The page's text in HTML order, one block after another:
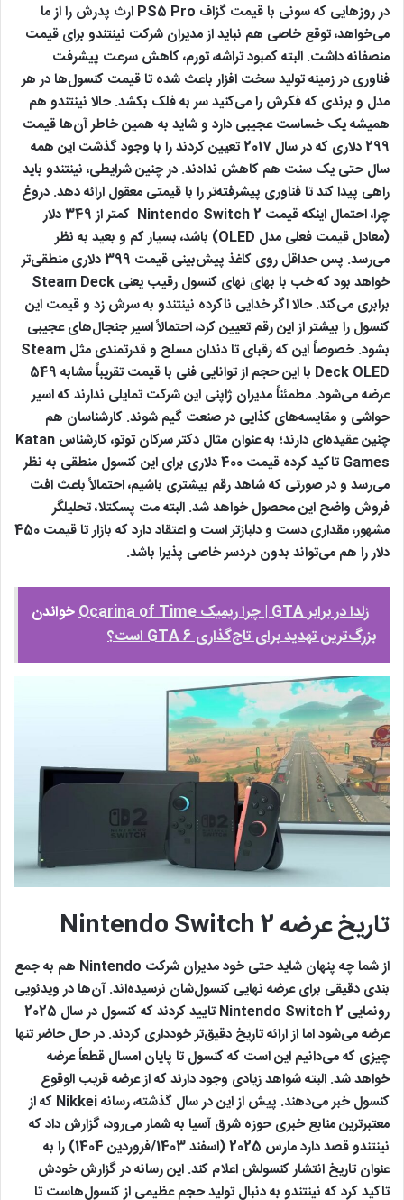
در روزهایی که سونی با قیمت گزاف PS5 Pro ارث پدرش را از ما
می‌خواهد، توقع خاصی هم نباید از مدیران شرکت نینتندو برای قیمت
منصفانه داشت. البته کمبود تراشه، تورم، کاهش سرعت پیشرفت
فناوری در زمینه تولید سخت افزار باعث شده تا قیمت کنسول‌ها در هر
مدل و برندی که فکرش را می‌کنید سر به فلک بکشد. حالا نینتندو هم
همیشه یک خساست عجیبی دارد و شاید به همین خاطر آن‌ها قیمت
299 دلاری که در سال 2017 تعیین کردند را با وجود گذشت این همه
سال حتی یک سنت هم کاهش ندادند. در چنین شرایطی، نینتندو باید
راهی پیدا کند تا فناوری پیشرفته‌تر را با قیمتی معقول ارائه دهد. دروغ
چرا، احتمال اینکه قیمت Nintendo Switch 2 کمتر از 349 دلار
(معادل قیمت فعلی مدل OLED) باشد، بسیار کم و بعید به نظر
می‌رسد. پس حداقل روی کاغذ پیش‌بینی قیمت 399 دلاری منطقی‌تر
خواهد بود که خب با بهای نهای کنسول رقیب یعنی Steam Deck
برابری می‌کند. حالا اگر خدایی ناکرده نینتندو به سرش زد و قیمت این
کنسول را بیشتر از این رقم تعیین کرد، احتمالاً اسیر جنجال‌های عجیبی
بشود. خصوصاً این که رقبای تا دندان مسلح و قدرتمندی مثل Steam
Deck OLED با این حجم از توانایی فنی با قیمت تقریباً مشابه 549
عرضه می‌شود. مطمئناً مدیران ژاپنی این شرکت تمایلی ندارند که اسیر
حواشی و مقایسه‌های کذایی در صنعت گیم شوند. کارشناسان هم
چنین عقیده‌ای دارند؛ به عنوان مثال دکتر سرکان توتو، کارشناس Katan
Games تاکید کرده قیمت 400 دلاری برای این کنسول منطقی به نظر
می‌رسد و در صورتی که شاهد رقم بیشتری باشیم، احتمالاً باعث افت
فروش واضح این محصول خواهد شد. البته مت پسکتلا، تحلیلگر
مشهور، مقداری دست و دلبازتر است و اعتقاد دارد که بازار تا قیمت 450
دلار را هم می‌تواند بدون دردسر خاصی پذیرا باشد.
خواندنزلدا در برابر GTA | چرا ریمیک Ocarina of Time
بزرگ‌ترین تهدید برای تاج‌گذاری GTA 6 است؟
تاریخ عرضه Nintendo Switch 2
از شما چه پنهان شاید حتی خود مدیران شرکت Nintendo هم به جمع
بندی دقیقی برای عرضه نهایی کنسول‌شان نرسیده‌اند. آن‌ها در ویدئویی
رونمایی Nintendo Switch 2 تایید کردند که کنسول در سال 2025
عرضه می‌شود اما از ارائه تاریخ دقیق‌تر خودداری کردند. در حال حاضر تنها
چیزی که می‌دانیم این است که کنسول تا پایان امسال قطعاً عرضه
خواهد شد. البته شواهد زیادی وجود دارند که از عرضه قریب الوقوع
کنسول خبر می‌دهند. پیش از این در سال گذشته، رسانه Nikkei که از
معتبرترین منابع خبری حوزه شرق آسیا به شمار می‌رود، گزارش داد که
نینتندو قصد دارد مارس 2025 (اسفند 1403/فروردین 1404) را به
عنوان تاریخ انتشار کنسولش اعلام کند. این رسانه در گزارش خودش
تاکید کرد که نینتندو به دنبال تولید حجم عظیمی از کنسول‌هاست تا